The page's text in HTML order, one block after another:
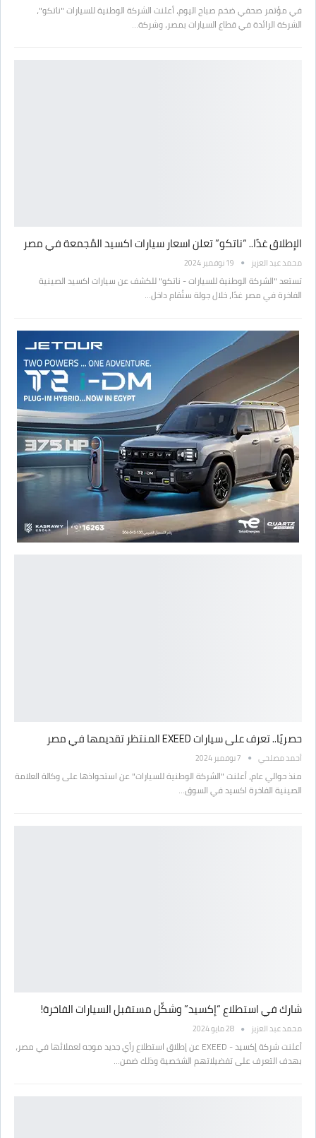
في مؤتمر صحفي ضخم صباح اليوم، أعلنت الشركة الوطنية للسيارات "ناتكو"،
الشركة الرائدة في قطاع السيارات بمصر، وشركة…
الإطلاق غدًا.. “ناتكو” تعلن اسعار سيارات اكسيد المُجمعة في مصر
محمد عبد العزيز 19 نوفمبر 2024
تستعد "الشركة الوطنية للسيارات - ناتكو" للكشف عن سيارات اكسيد الصينية
الفاخرة في مصر غدًا، خلال جولة ستُقام داخل…
حصريًا.. تعرف على سيارات EXEED المنتظر تقديمها في مصر
أحمد مصلحي 7 نوفمبر 2024
منذ حوالي عام، أعلنت "الشركة الوطنية للسيارات" عن استحواذها على وكالة العلامة
الصينية الفاخرة اكسيد في السوق…
شارك في استطلاع “إكسيد” وشكِّل مستقبل السيارات الفاخرة!
محمد عبد العزيز 28 مايو 2024
أعلنت شركة إكسيد - EXEED عن إطلاق استطلاع رأي جديد موجه لعملائها في مصر،
بهدف التعرف على تفضيلاتهم الشخصية وذلك ضمن…